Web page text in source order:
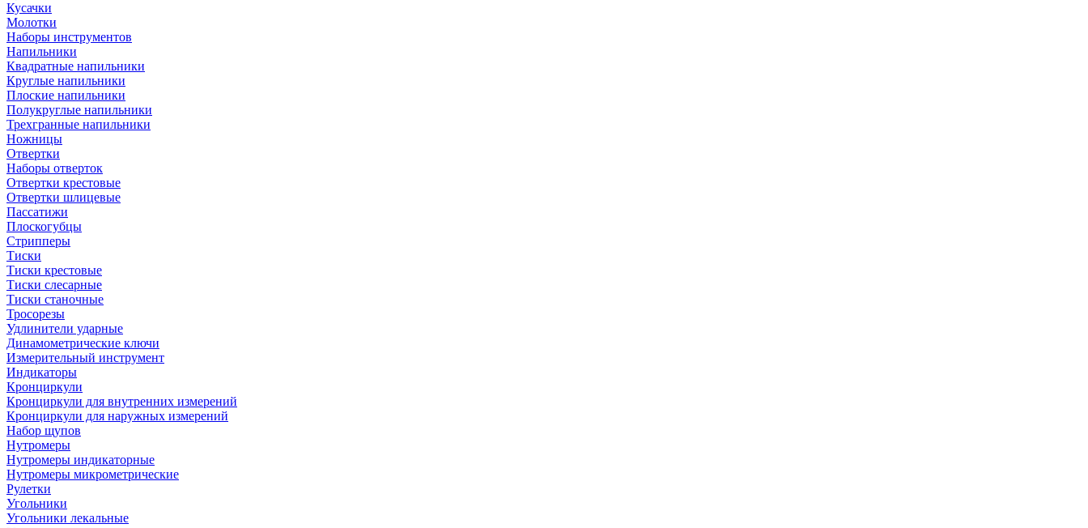
Кусачки
Молотки
Наборы инструментов
Напильники
Квадратные напильники
Круглые напильники
Плоские напильники
Полукруглые напильники
Трехгранные напильники
Ножницы
Отвертки
Наборы отверток
Отвертки крестовые
Отвертки шлицевые
Пассатижи
Плоскогубцы
Стрипперы
Тиски
Тиски крестовые
Тиски слесарные
Тиски станочные
Тросорезы
Удлинители ударные
Динамометрические ключи
Измерительный инструмент
Индикаторы
Кронциркули
Кронциркули для внутренних измерений
Кронциркули для наружных измерений
Набор щупов
Нутромеры
Нутромеры индикаторные
Нутромеры микрометрические
Рулетки
Угольники
Угольники лекальные